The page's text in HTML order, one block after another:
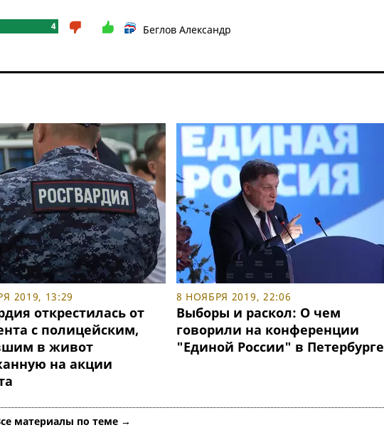
4 Беглов Александр
2019, 13:29
открестилась от
с полицейским,
в живот
на акции
8 НОЯБРЯ 2019, 22:06
Выборы и раскол: О чем
говорили на конференции
"Единой России" в Петербурге
материалы по теме →